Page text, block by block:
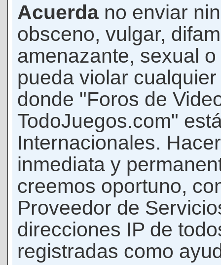
Acuerda no enviar
obsceno, vulgar,
amenazante, sexual
pueda violar
donde "Foros de
TodoJuegos.com"
Internacionales.
inmediata y
creemos oportuno,
Proveedor de
direcciones IP de
registradas como